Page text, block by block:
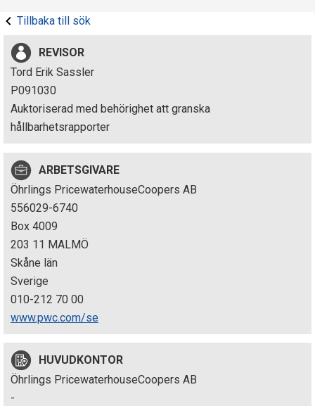
r
s
i
n
s
p
e
k
t
i
o
n
e
n
Tillbaka till sök
REVISOR
Tord Erik Sassler
P091030
Auktoriserad med behörighet att granska
hållbarhetsrapporter
ARBETSGIVARE
Öhrlings PricewaterhouseCoopers AB
556029-6740
Box 4009
203 11 MALMÖ
Skåne län
Sverige
010-212 70 00
www.pwc.com/se
HUVUDKONTOR
Öhrlings PricewaterhouseCoopers AB
-